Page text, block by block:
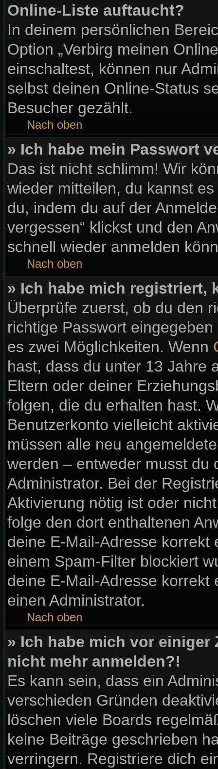
Online-Liste auftaucht?
In deinem persönlichen
Option „Verbirg meinen
einschaltest, können nur
selbst deinen Online-Status
Besucher gezählt.
Nach oben
» Ich habe mein Passwort
Das ist nicht schlimm! Wir
wieder mitteilen, du kannst
du, indem du auf der
vergessen“ klickst und den
schnell wieder anmelden
Nach oben
» Ich habe mich registriert,
Überprüfe zuerst, ob du den
richtige Passwort
es zwei Möglichkeiten. Wenn
hast, dass du unter 13 Jahre
Eltern oder deiner
folgen, die du erhalten hast.
Benutzerkonto vielleicht
müssen alle neu
werden – entweder musst du
Administrator. Bei der
Aktivierung nötig ist oder
folge den dort enthaltenen
deine E-Mail-Adresse
einem Spam-Filter blockiert
deine E-Mail-Adresse
einen Administrator.
Nach oben
» Ich habe mich vor
nicht mehr anmelden?!
Es kann sein, dass ein
verschieden Gründen
löschen viele Boards
keine Beiträge geschrieben
verringern. Registriere dich